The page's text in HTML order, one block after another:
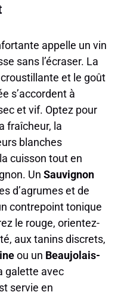
appelle un vin
sans l’écraser. La
et le goût
s’accordent à
et vif. Optez pour
fraîcheur, la
blanches
cuisson tout en
Un Sauvignon
d’agrumes et de
contrepoint tonique
le rouge, orientez-
aux tanins discrets,
ou un Beaujolais-
galette avec
servie en